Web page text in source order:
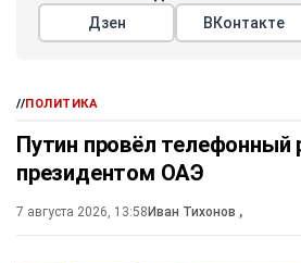
Дзен ВКонтакте
//ПОЛИТИКА
Путин провёл телефонный
президентом ОАЭ
7 августа 2026, 13:58 Иван Тихонов ,